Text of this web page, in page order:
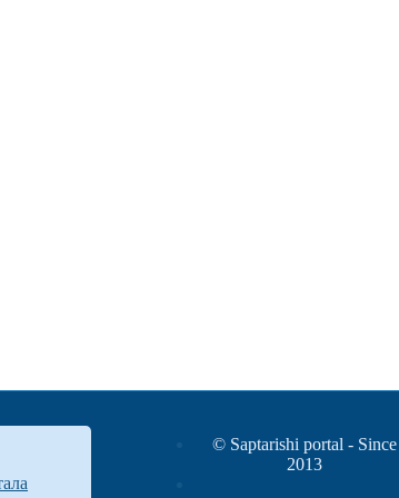
© Saptarishi portal - Since
2013